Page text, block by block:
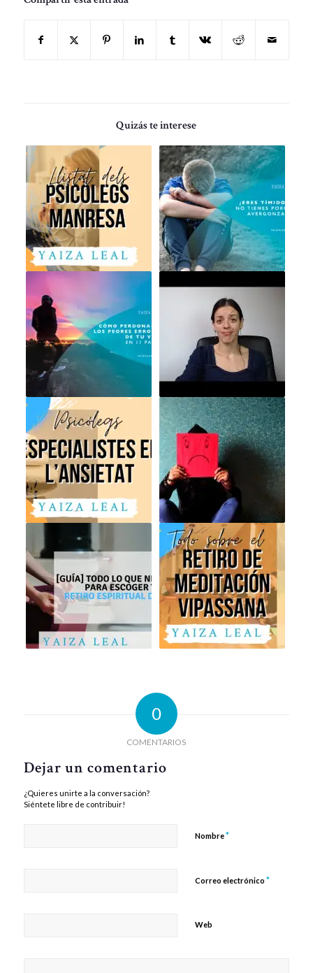
Quizás te interese
0
COMENTARIOS
Dejar un comentario
¿Quieres unirte a la conversación?
Siéntete libre de contribuir!
Nombre*
Correo electrónico *
Web